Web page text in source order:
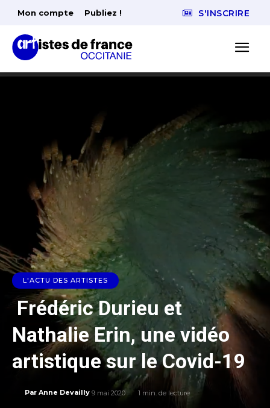
Mon compte Publiez ! S'INSCRIRE
L'ACTU DES ARTISTES
Frédéric Durieu et
Nathalie Erin, une vidéo
artistique sur le Covid-19
Par Anne Devailly 9 mai 2020 1 min. de lecture